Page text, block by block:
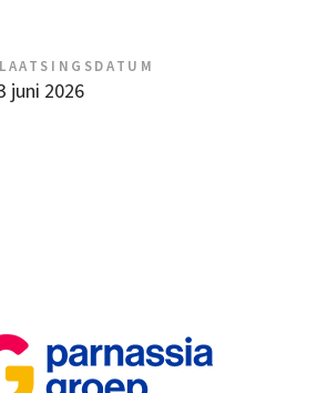
juni 2026